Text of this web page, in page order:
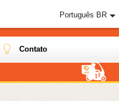
Português BR
Contato